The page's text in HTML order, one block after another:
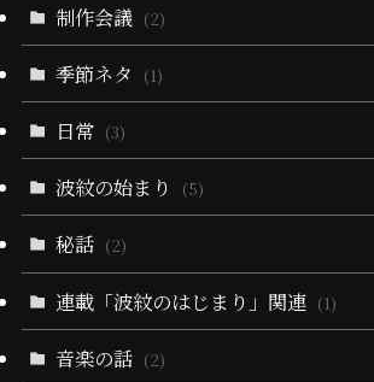
制作会議 (2)
季節ネタ (1)
日常 (3)
波紋の始まり (5)
秘話 (2)
連載「波紋のはじまり」関連 (1)
音楽の話 (2)